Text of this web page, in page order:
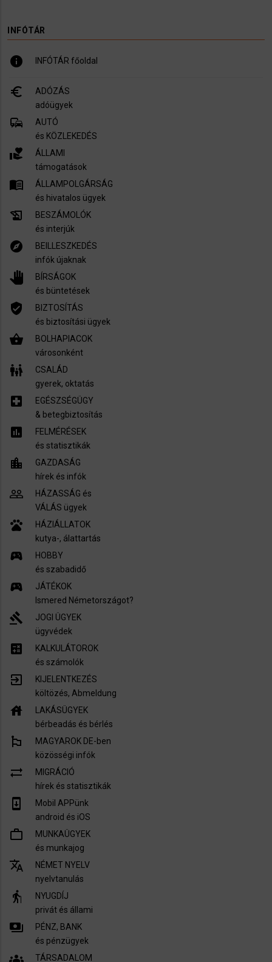
INFÓTÁR
info INFÓTÁR főoldal
euro_symbol
ADÓZÁS
adóügyek
commute
AUTÓ
és KÖZLEKEDÉS
volunteer_activism
ÁLLAMI
támogatások
menu_book
ÁLLAMPOLGÁRSÁG
és hivatalos ügyek
history_edu
BESZÁMOLÓK
és interjúk
explore
BEILLESZKEDÉS
infók újaknak
pan_tool
BÍRSÁGOK
és büntetések
verified_user
BIZTOSÍTÁS
és biztosítási ügyek
shopping_basket
BOLHAPIACOK
városonként
family_restroom
CSALÁD
gyerek, oktatás
local_hospital
EGÉSZSÉGÜGY
​& betegbiztosítás
assessment
FELMÉRÉSEK
és statisztikák
location_city
GAZDASÁG
hírek és infók
people_outline
HÁZASSÁG és
VÁLÁS ügyek
pets
HÁZIÁLLATOK
kutya-, álattartás
sports_esports
HOBBY
és szabadidő
sports_esports
JÁTÉKOK
Ismered Németországot?
gavel
JOGI ÜGYEK
ügyvédek
calculate
KALKULÁTOROK
és számolók
exit_to_app
KIJELENTKEZÉS
költözés, Abmeldung
house
LAKÁSÜGYEK
bérbeadás és bérlés
emoji_flags
MAGYAROK DE-ben
közösségi infók
sync_alt
MIGRÁCIÓ
hírek és statisztikák
system_update
Mobil APPünk
android és iOS
work_outline
MUNKAÜGYEK
és munkajog
translate
NÉMET NYELV
nyelvtanulás
elderly
NYUGDÍJ
privát és állami
payments
PÉNZ, BANK
és pénzügyek
groups
TÁRSADALOM